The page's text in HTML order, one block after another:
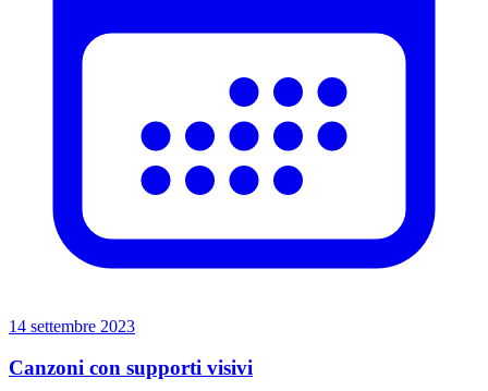
14 settembre 2023
Canzoni con supporti visivi